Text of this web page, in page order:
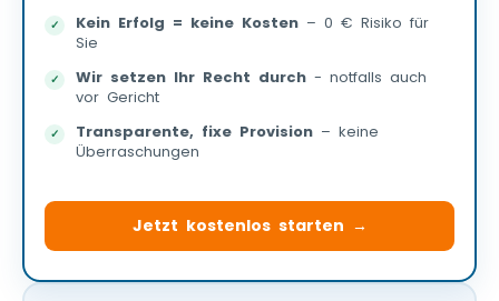
Kein Erfolg = keine Kosten – 0 € Risiko für
Sie
Wir setzen Ihr Recht durch - notfalls auch
vor Gericht
Transparente, fixe Provision – keine
Überraschungen
Jetzt kostenlos starten →